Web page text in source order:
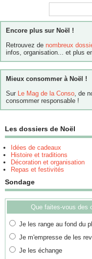
Encore plus sur Noël !
Retrouvez de nombreux
infos, organisation... et plus
Mieux consommer à Noël !
Sur
Le Mag de la Conso , de
consommer responsable !
Les dossiers de Noël
Idées de cadeaux
Histoire et traditions
Décoration et organisation
Repas et festivités
Sondage
Que faites-vous des
Je les range au fond du
Je m'empresse de les
Je les échange